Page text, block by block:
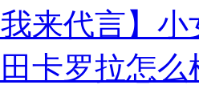
我来代言】
卡罗拉怎么